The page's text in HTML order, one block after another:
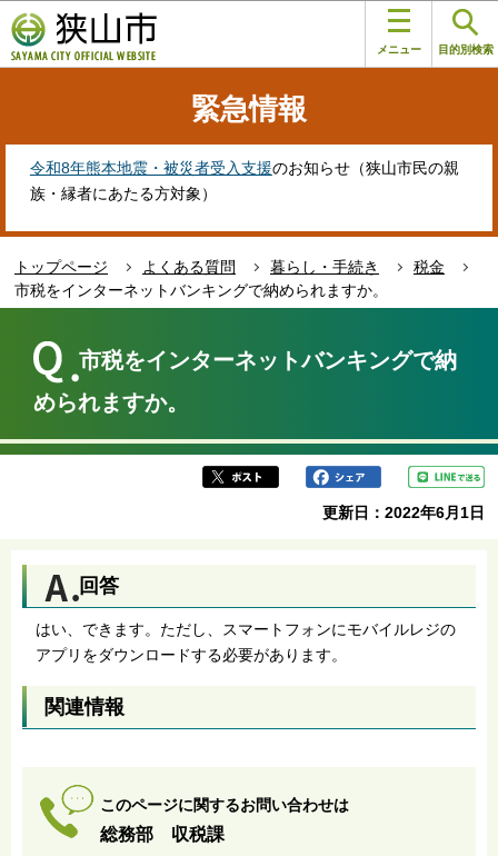
の
ペ
す
メニュー 目的別検索
緊急情報
令和8年熊本地震・被災者受入支援のお知らせ（狭山市民の親
族・縁者にあたる方対象）
トップページ よくある質問 暮らし・手続き
税金
市税をインターネットバンキングで納められますか。
ら
市税をインターネットバンキングで納
められますか。
更新日：2022年6月1日
回答
はい、できます。ただし、スマートフォンにモバイルレジの
アプリをダウンロードする必要があります。
関連情報
このページに関するお問い合わせは
総務部 収税課